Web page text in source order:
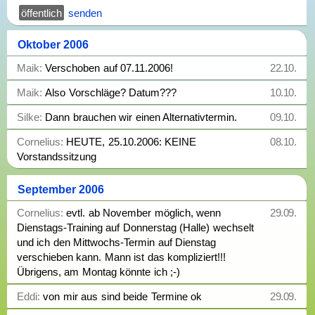
senden
Oktober 2006
22.10.
Maik:Verschoben auf 07.11.2006!
10.10.
Maik:Also Vorschläge? Datum???
09.10.
Silke: Dann brauchen wir einen Alternativtermin.
08.10.
Cornelius: HEUTE, 25.10.2006: KEINE
Vorstandssitzung
September 2006
29.09.
Cornelius:evtl. ab November möglich, wenn
Dienstags-Training auf Donnerstag (Halle) wechselt
und ich den Mittwochs-Termin auf Dienstag
verschieben kann. Mann ist das kompliziert!!!
Übrigens, am Montag könnte ich ;-)
29.09.
Eddi:von mir aus sind beide Termine ok